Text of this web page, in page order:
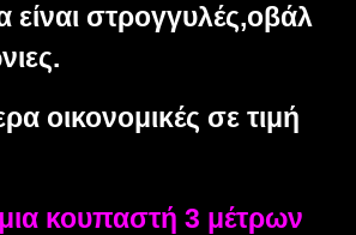
είναι στρογγυλές,οβάλ
οικονομικές σε τιμή
μια κουπαστή 3 μέτρων